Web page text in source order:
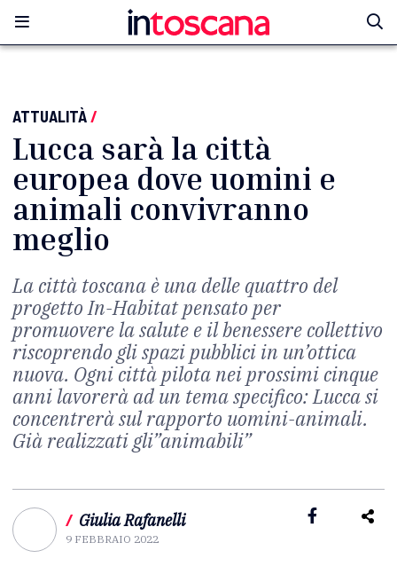
ATTUALITÀ/
Lucca sarà la città
europea dove uomini e
animali convivranno
meglio
La città toscana è una delle quattro del
progetto In-Habitat pensato per
promuovere la salute e il benessere collettivo
riscoprendo gli spazi pubblici in un’ottica
nuova. Ogni città pilota nei prossimi cinque
anni lavorerà ad un tema specifico: Lucca si
concentrerà sul rapporto uomini-animali.
Già realizzati gli”animabili”
/ Giulia Rafanelli
9 FEBBRAIO 2022